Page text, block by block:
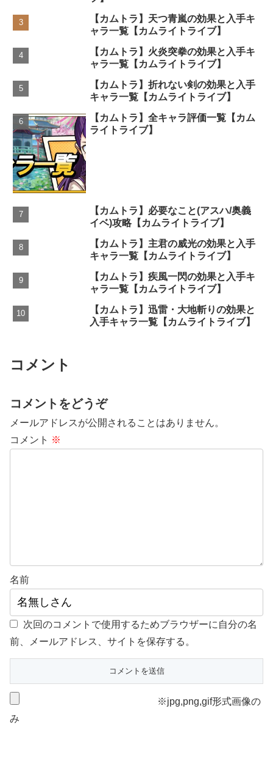
【カムトラ】天つ青嵐の効果と入手キ
ャラ一覧【カムライトライブ】
【カムトラ】火炎突拳の効果と入手キ
ャラ一覧【カムライトライブ】
【カムトラ】折れない剣の効果と入手
キャラ一覧【カムライトライブ】
【カムトラ】全キャラ評価一覧【カム
ライトライブ】
【カムトラ】必要なこと(アスハ/奥義
イベ)攻略【カムライトライブ】
【カムトラ】主君の威光の効果と入手
キャラ一覧【カムライトライブ】
【カムトラ】疾風一閃の効果と入手キ
ャラ一覧【カムライトライブ】
【カムトラ】迅雷・大地斬りの効果と
入手キャラ一覧【カムライトライブ】
コメント
コメントをどうぞ
メールアドレスが公開されることはありません。
コメント ※
名前
次回のコメントで使用するためブラウザーに自分の名
前、メールアドレス、サイトを保存する。
※jpg,png,gif形式画像の
み